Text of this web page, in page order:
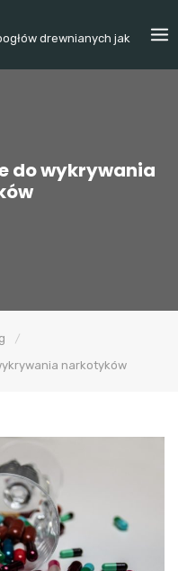
drewnianych jak
do wykrywania
narkotyków